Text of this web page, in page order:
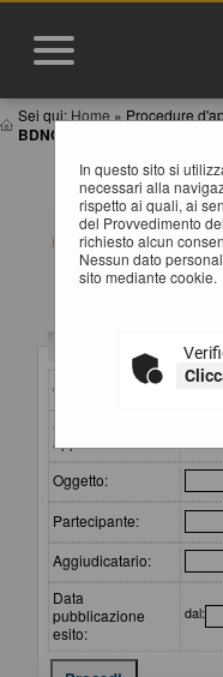
Sei qui: Home » Procedure
BDNCP
In questo sito si
necessari alla
rispetto ai quali, ai
del Provvedimento
richiesto alcun
Nessun dato
sito mediante cookie.
RIEPILOGO
Informazioni
affidati
Impostare un
caso di
tabella
orizzontale, si
questa pagina
orizzontale.
CIG:
Stazione
appaltante :
Oggetto:
Partecipante:
Aggiudicatario:
Data
pubblicazione
esito:
dal: